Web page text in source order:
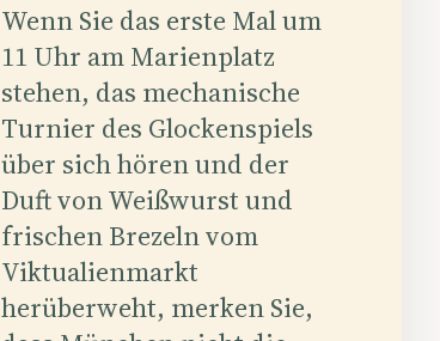
Wenn Sie das erste Mal um
11 Uhr am Marienplatz
stehen, das mechanische
Turnier des Glockenspiels
über sich hören und der
Duft von Weißwurst und
frischen Brezeln vom
Viktualienmarkt
herüberweht, merken Sie,